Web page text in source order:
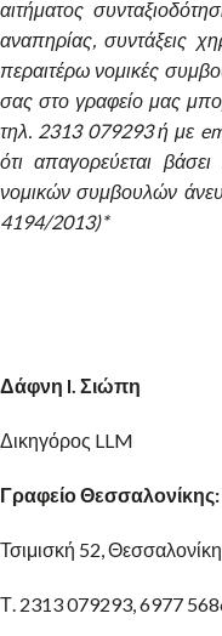
αιτήματος
αναπηρίας, συντάξεις
περαιτέρω νομικές
σας στο γραφείο μας
τηλ. 2313 079293 ή με
ότι απαγορεύεται
νομικών συμβουλών
4194/2013)*
Δάφνη I. Σιώπη
Δικηγόρος LLM
Γραφείο Θεσσαλονίκης:
Τσιμισκή 52, Θεσσαλονίκη
Τ. 2313 079293, 6977